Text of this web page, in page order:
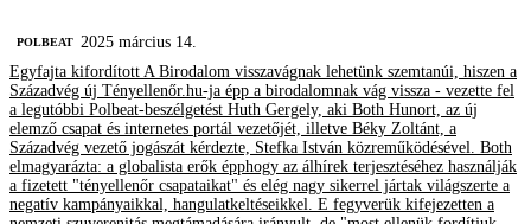
‎POLBEAT 2025 március 14.
Egyfajta kifordított A Birodalom visszavágnak lehetünk szemtanúi, hiszen a
Századvég új Tényellenőr.hu-ja épp a birodalomnak vág vissza - vezette fel
a legutóbbi Polbeat-beszélgetést Huth Gergely, aki Both Hunort, az új
elemző csapat és internetes portál vezetőjét, illetve Béky Zoltánt, a
Századvég vezető jogászát kérdezte, Stefka István közreműködésével. Both
elmagyarázta: a globalista erők épphogy az álhírek terjesztéséhez használják
a fizetett "tényellenőr csapataikat" és elég nagy sikerrel jártak világszerte a
negatív kampányaikkal, hangulatkeltéseikkel. E fegyverük kifejezetten a